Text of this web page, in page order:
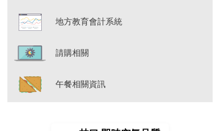
地方教育會計系統
請購相關
午餐相關資訊